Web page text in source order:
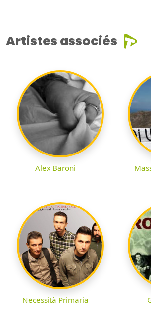
Artistes associés
Alex Baroni
Necessità Primaria